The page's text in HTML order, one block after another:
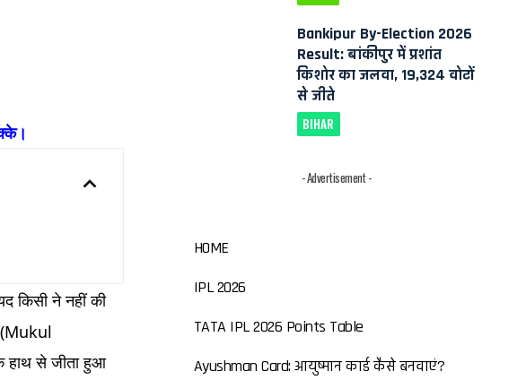
किसी ने नहीं की
(Mukul
हाथ से जीता हुआ
Bankipur By-Election 2026
Result: बांकीपुर में प्रशांत
किशोर का जलवा, 19,324 वोटों
से जीते
BIHAR
- Advertisement -
HOME
IPL 2026
TATA IPL 2026 Points Table
Ayushman Card: आयुष्मान कार्ड कैसे बनवाएं?